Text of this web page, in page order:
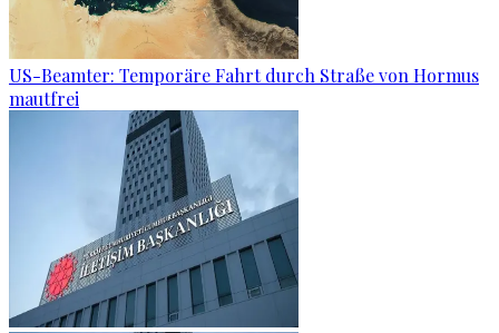
US-Beamter: Temporäre Fahrt durch Straße von Hormus
mautfrei